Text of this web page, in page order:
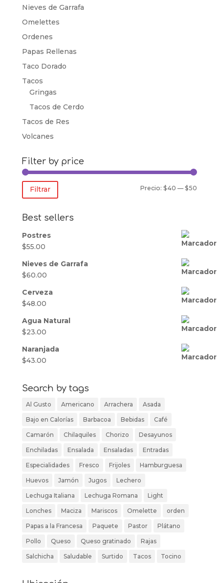
Nieves de Garrafa
Omelettes
Ordenes
Papas Rellenas
Taco Dorado
Tacos
Gringas
Tacos de Cerdo
Tacos de Res
Volcanes
Filter by price
Filtrar Precio:$40 —$50
Best sellers
Postres
$55.00
Nieves de Garrafa
$60.00
Cerveza
$48.00
Agua Natural
$23.00
Naranjada
$43.00
Search by tags
Al Gusto Americano Arrachera Asada
Bajo en Calorías Barbacoa Bebidas Café
Camarón Chilaquiles Chorizo Desayunos
Enchiladas Ensalada Ensaladas Entradas
Especialidades Fresco Frijoles Hamburguesa
Huevos Jamón Jugos Lechero
Lechuga Italiana Lechuga Romana Light
Lonches Maciza Mariscos Omelette orden
Papas a la Francesa Paquete Pastor Plátano
Pollo Queso Queso gratinado Rajas
Salchicha Saludable Surtido Tacos Tocino